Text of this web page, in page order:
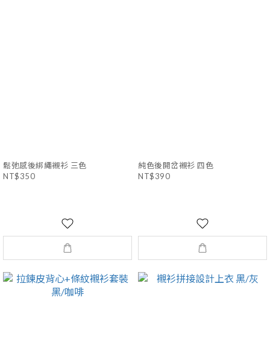
鬆弛感後綁繩襯衫 三色
NT$350
純色後開岔襯衫 四色
NT$390